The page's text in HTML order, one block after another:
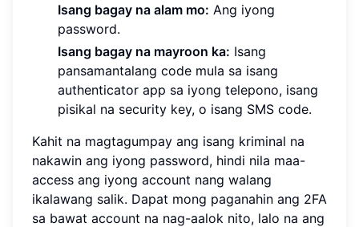
Isang bagay na alam mo: Ang iyong
password.
Isang bagay na mayroon ka: Isang
pansamantalang code mula sa isang
authenticator app sa iyong telepono, isang
pisikal na security key, o isang SMS code.
Kahit na magtagumpay ang isang kriminal na
nakawin ang iyong password, hindi nila maa-
access ang iyong account nang walang
ikalawang salik. Dapat mong paganahin ang 2FA
sa bawat account na nag-aalok nito, lalo na ang